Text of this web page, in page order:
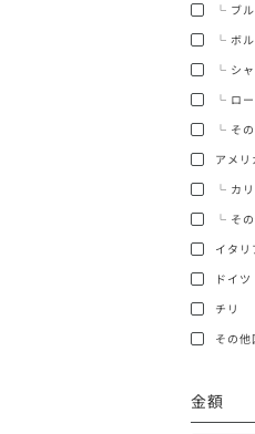
└ ブ
└ ボ
└ シ
└ ロー
└ そ
アメリ
└ カ
└ そ
イタリ
ドイツ
チリ
その他
金額